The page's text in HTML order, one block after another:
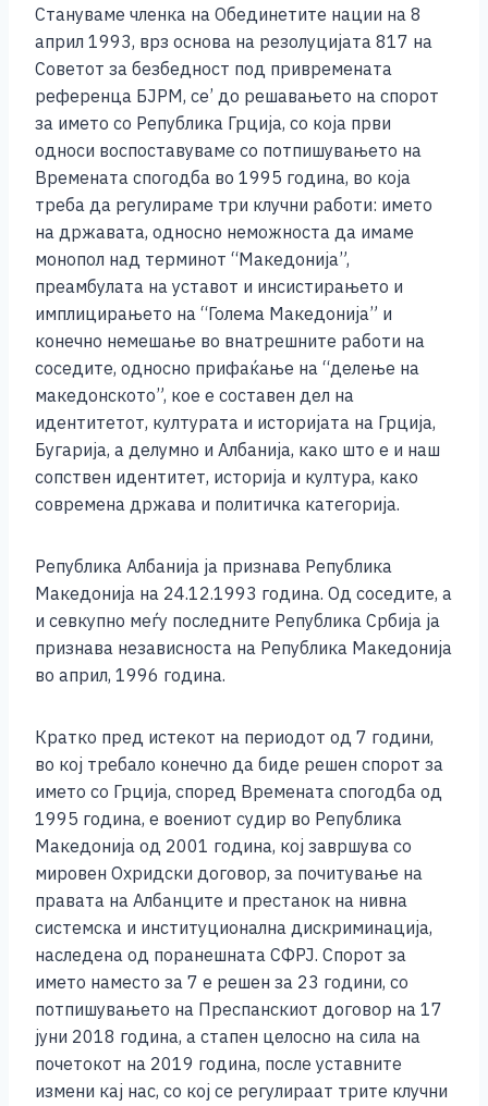
Стануваме членка на Обединетите нации на 8
април 1993, врз основа на резолуцијата 817 на
Советот за безбедност под привремената
референца БЈРМ, се’ до решавањето на спорот
за името со Република Грција, со која први
односи воспоставуваме со потпишувањето на
Времената спогодба во 1995 година, во која
треба да регулираме три клучни работи: името
на државата, односно неможноста да имаме
монопол над терминот “Македонија”,
преамбулата на уставот и инсистирањето и
имплицирањето на “Голема Македонија” и
конечно немешање во внатрешните работи на
соседите, односно прифаќање на “делење на
македонското”, кое е составен дел на
идентитетот, културата и историјата на Грција,
Бугарија, а делумно и Албанија, како што е и наш
сопствен идентитет, историја и култура, како
современа држава и политичка категорија.
Република Албанија ја признава Република
Македонија на 24.12.1993 година. Од соседите, а
и севкупно меѓу последните Република Србија ја
признава независноста на Република Македонија
во април, 1996 година.
Кратко пред истекот на периодот од 7 години,
во кој требало конечно да биде решен спорот за
името со Грција, според Времената спогодба од
1995 година, е воениот судир во Република
Македонија од 2001 година, кој завршува со
мировен Охридски договор, за почитување на
правата на Албанците и престанок на нивна
системска и институционална дискриминација,
наследена од поранешната СФРЈ. Спорот за
името наместо за 7 е решен за 23 години, со
потпишувањето на Преспанскиот договор на 17
јуни 2018 година, а стапен целосно на сила на
почетокот на 2019 година, после уставните
измени кај нас, со кој се регулираат трите клучни